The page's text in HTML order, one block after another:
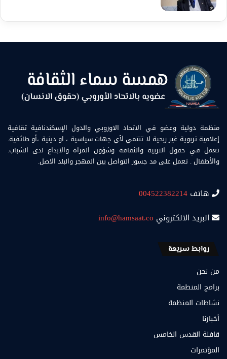
منظمة دولية وعضو في الاتحاد الاوروبي والدول الإسكندنافية ثقافية
إعلامية تربوية غير ربحية لا تنتمي لأي جهات سياسية ، او دينية ،أو طائفية.
تعمل في حقول التربية والثقافة وشؤون المراة والابداع لدى الشباب.
والأطفال . تعمل على مد جسور التواصل بين المهجر والبلد الاصل.
هاتف 004522382214
البريد الالكتروني info@hamsaat.co
روابط سريعة
من نحن
برامج المنظمة
نشاطات المنظمة
أخبارنا
قافلة القدس الخامس
المؤتمرات